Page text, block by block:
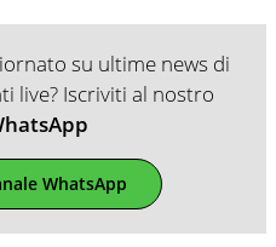
su ultime news di
live? Iscriviti al nostro
WhatsApp